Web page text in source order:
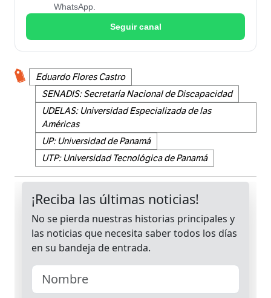
WhatsApp.
Seguir canal
Eduardo Flores Castro
SENADIS: Secretaría Nacional de Discapacidad
UDELAS: Universidad Especializada de las
Américas
UP: Universidad de Panamá
UTP: Universidad Tecnológica de Panamá